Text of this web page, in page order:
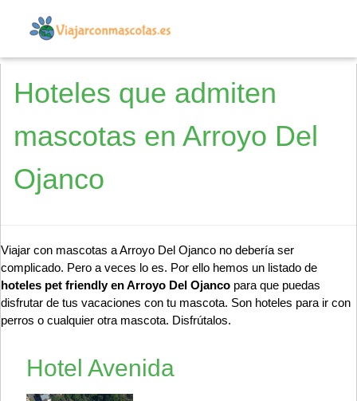
Hoteles que admiten
mascotas en Arroyo Del
Ojanco
Viajar con mascotas a Arroyo Del Ojanco no debería ser
complicado. Pero a veces lo es. Por ello hemos un listado de
hoteles pet friendly en Arroyo Del Ojanco para que puedas
disfrutar de tus vacaciones con tu mascota. Son hoteles para ir con
perros o cualquier otra mascota. Disfrútalos.
Hotel Avenida